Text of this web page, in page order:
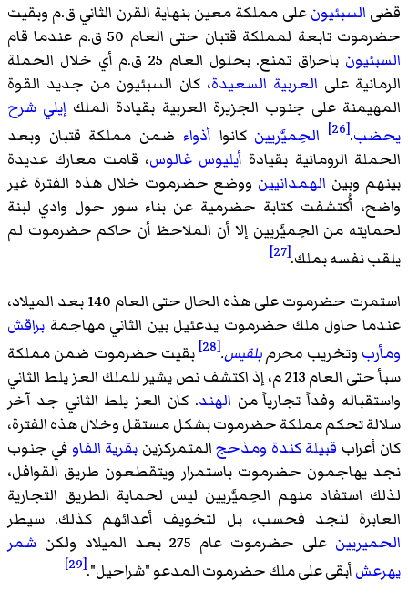
قضى السبئيونعلى مملكة معين بنهاية القرن الثاني ق.م وبقيت
حضرموت تابعة لمملكة قتبان حتى العام 50 ق.م عندما قام
السبئيون
باحراق تمنع. بحلول العام 25 ق.م أي خلال الحملة
الرمانية على العربية السعيدة، كان السبئيون من جديد القوة
المهيمنة على جنوب الجزيرة العربية بقيادة الملك إيلي شرح
يحضب.
[26] الحِميَّريين كانوا أذواء ضمن مملكة قتبان وبعد
الحملة الرومانية بقيادة أيليوس غالوس، قامت معارك عديدة
بينهم وبين الهمدانيين ووضع حضرموت خلال هذه الفترة غير
واضح، أُكتشفت كتابة حضرمية عن بناء سور حول وادي لبنة
لحمايته من الحِميَّريين إلا أن الملاحظ أن حاكم حضرموت لم
يلقب نفسه بملك.[27]
استمرت حضرموت على هذه الحال حتى العام 140 بعد الميلاد،
عندما حاول ملك حضرموت يدعئيل بين الثاني مهاجمة براقش
ومأرب وتخريب محرمبلقيس.
[28]
بقيت حضرموت ضمن مملكة
سبأ حتى العام 213 م، إذ اكتشف نص يشير للملك
العز يلط الثاني
واستقباله وفداً تجارياً من الهند. كان العز يلط الثاني جد آخر
سلالة تحكم مملكة حضرموت بشكل مستقل وخلال هذه الفترة،
كان أعراب قبيلة كندة ومذحجالمتمركزين بقرية الفاو في جنوب
نجد يهاجمون حضرموت باستمرار ويتقطعون طريق القوافل،
لذلك استفاد منهم الحِميَّريين ليس لحماية الطريق التجارية
العابرة لنجد فحسب، بل لتخويف أعدائهم كذلك. سيطر
الحميريين على حضرموت عام 275 بعد الميلاد ولكن
شمر
يهرعشأبقى على ملك حضرموت المدعو "شراحيل".[29]